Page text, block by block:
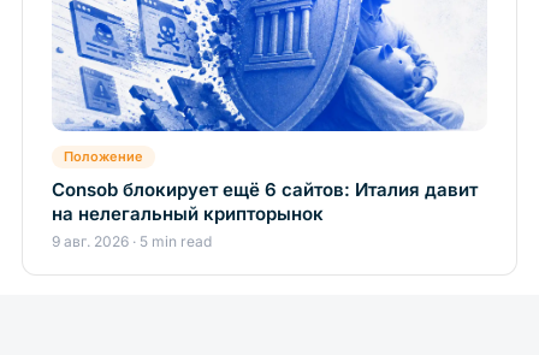
Положение
Consob блокирует ещё 6 сайтов: Италия давит
на нелегальный крипторынок
9 авг. 2026 · 5 min read